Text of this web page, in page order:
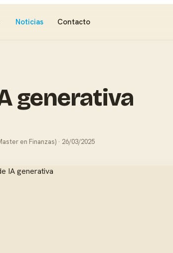
Noticias Contacto
generativa
en Finanzas) · 26/03/2025